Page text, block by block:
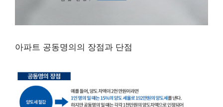
아파트 공동명의의 장점과 단점